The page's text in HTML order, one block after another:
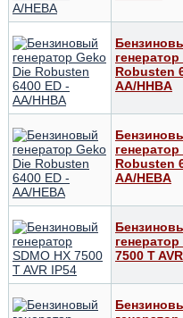
Robusten
AА/HHBA
Robusten
AА/HEBA
генератор
7500 T